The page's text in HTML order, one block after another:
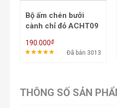
Bộ ấm chén bưởi
cành chỉ đỏ ACHT09
190.000₫
Đã bán 3013
THÔNG SỐ SẢN